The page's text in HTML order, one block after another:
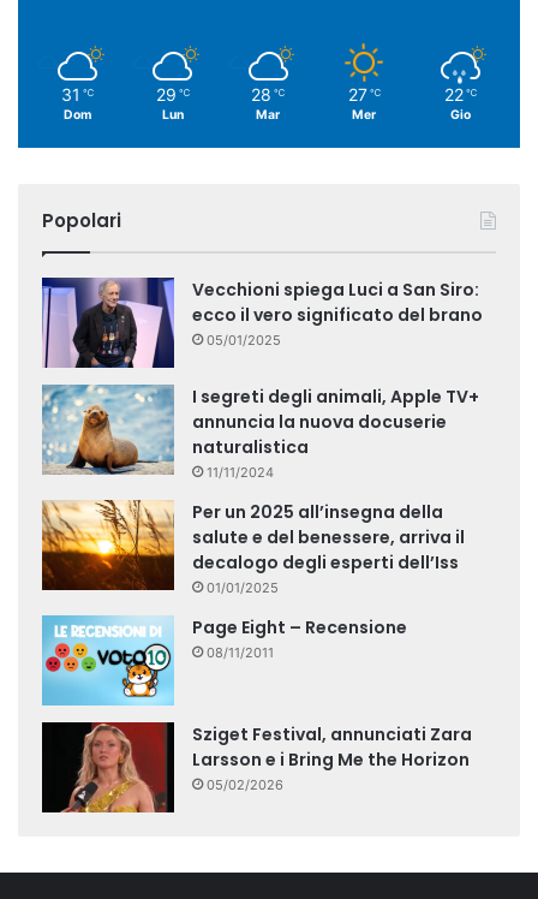
31 ℃
Dom
29 ℃
Lun
28 ℃
Mar
27 ℃
Mer
22 ℃
Gio
Popolari
Vecchioni spiega Luci a San Siro:
ecco il vero significato del brano
05/01/2025
I segreti degli animali, Apple TV+
annuncia la nuova docuserie
naturalistica
11/11/2024
Per un 2025 all’insegna della
salute e del benessere, arriva il
decalogo degli esperti dell’Iss
01/01/2025
Page Eight – Recensione
08/11/2011
Sziget Festival, annunciati Zara
Larsson e i Bring Me the Horizon
05/02/2026